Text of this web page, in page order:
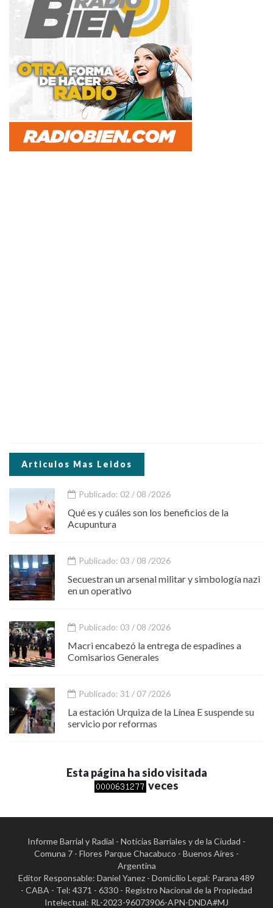
Articulos Mas Leidos
Publicado: 02 / 08 /2026
Qué es y cuáles son los beneficios de la
Acupuntura
Publicado: 03 / 08 /2026
Secuestran un arsenal militar y simbología nazi
en un operativo
Publicado: 03 / 08 /2026
Macri encabezó la entrega de espadines a
Comisarios Generales
Publicado: 31 / 07 /2026
La estación Urquiza de la Línea E suspende su
servicio por reformas
Esta página ha sido visitada
veces
Informe Barrial y Radial - Noticias Barriales y de la Ciudad -
Comuna 7 - Flores Parque Chacabuco - Buenos Aires -
Argentina
Editor Responsable: Daniel Yanez - Domicilio Legal: Parana 489
- CABA - Tel: 4371 - 6330 - Registro Nacional de la Propiedad
Intelectual: RL-2023-96073906-APN-DNDA#MJ